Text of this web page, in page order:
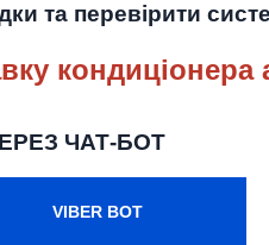
та перевірити
кондиціонера
ЧАТ-БОТ
VIBER BOT